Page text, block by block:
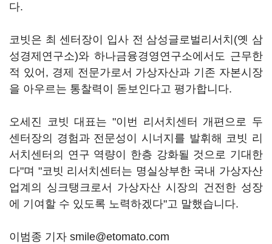
다.
코빗은 최 센터장이 입사 전 삼성글로벌리서치(옛 삼
성경제연구소)와 하나금융경영연구소에서도 근무한
적 있어, 경제 전문가로서 가상자산과 기존 자본시장
을 아우르는 통찰력이 돋보인다고 평가합니다.
오세진 코빗 대표는 "이번 리서치센터 개편으로 두
센터장의 경험과 전문성이 시너지를 발휘해 코빗 리
서치센터의 연구 역량이 한층 강화될 것으로 기대한
다"며 "코빗 리서치센터는 명실상부한 국내 가상자산
업계의 싱크탱크로서 가상자산 시장의 건전한 성장
에 기여할 수 있도록 노력하겠다"고 말했습니다.
이범종 기자 smile@etomato.com